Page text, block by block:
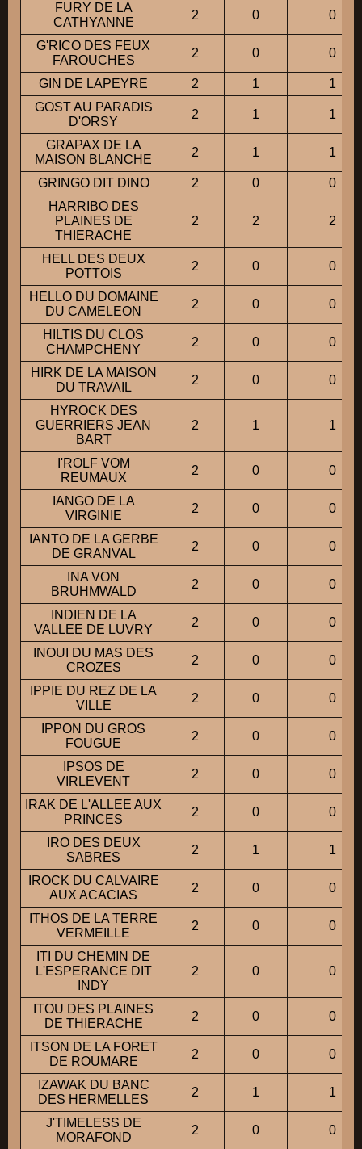
FURY DE LA
CATHYANNE
2 0 0
G'RICO DES FEUX
FAROUCHES
2 0 0
GIN DE LAPEYRE 2 1
1
GOST AU PARADIS
D'ORSY
2 1 1
GRAPAX DE LA
MAISON BLANCHE
2 1 1
GRINGO DIT DINO 2 0
0
HARRIBO DES
PLAINES DE
THIERACHE
2 2 2
HELL DES DEUX
POTTOIS
2 0 0
HELLO DU DOMAINE
DU CAMELEON
2 0 0
HILTIS DU CLOS
CHAMPCHENY
2 0 0
HIRK DE LA MAISON
DU TRAVAIL
2 0 0
HYROCK DES
GUERRIERS JEAN
BART
2 1 1
I'ROLF VOM
REUMAUX
2 0 0
IANGO DE LA
VIRGINIE
2 0 0
IANTO DE LA GERBE
DE GRANVAL
2 0 0
INA VON
BRUHMWALD
2 0 0
INDIEN DE LA
VALLEE DE LUVRY
2 0 0
INOUI DU MAS DES
CROZES
2 0 0
IPPIE DU REZ DE LA
VILLE
2 0 0
IPPON DU GROS
FOUGUE
2 0 0
IPSOS DE
VIRLEVENT
2 0 0
IRAK DE L'ALLEE AUX
PRINCES
2 0 0
IRO DES DEUX
SABRES
2 1 1
IROCK DU CALVAIRE
AUX ACACIAS
2 0 0
ITHOS DE LA TERRE
VERMEILLE
2 0 0
ITI DU CHEMIN DE
L'ESPERANCE DIT
INDY
2 0 0
ITOU DES PLAINES
DE THIERACHE
2 0 0
ITSON DE LA FORET
DE ROUMARE
2 0 0
IZAWAK DU BANC
DES HERMELLES
2 1 1
J'TIMELESS DE
MORAFOND
2 0 0